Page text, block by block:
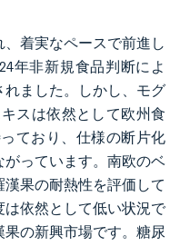
着実なペースで前進し
年非新規食品判断によ
れました。しかし、モグ
スは依然として欧州食
ており、仕様の断片化
っています。南欧のベ
果の耐熱性を評価して
依然として低い状況で
の新興市場です。糖尿